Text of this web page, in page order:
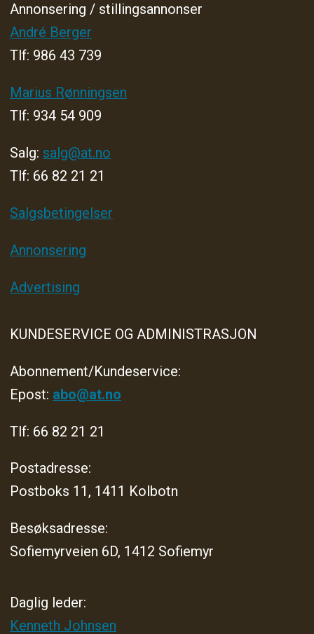
Annonsering / stillingsannonser
André Berger
Tlf: 986 43 739
Marius Rønningsen
Tlf: 934 54 909
Salg: salg@at.no
Tlf: 66 82 21 21
Salgsbetingelser
Annonsering
Advertising
KUNDESERVICE OG ADMINISTRASJON
Abonnement/Kundeservice:
Epost: abo@at.no
Tlf: 66 82 21 21
Postadresse:
Postboks 11, 1411 Kolbotn
Besøksadresse:
Sofiemyrveien 6D, 1412 Sofiemyr
Daglig leder:
Kenneth Johnsen